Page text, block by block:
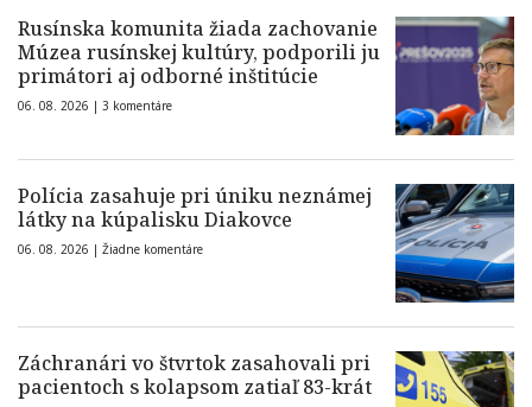
Rusínska komunita žiada zachovanie
Múzea rusínskej kultúry, podporili ju
primátori aj odborné inštitúcie
06. 08. 2026 | 3 komentáre
Polícia zasahuje pri úniku neznámej
látky na kúpalisku Diakovce
06. 08. 2026 | Žiadne komentáre
Záchranári vo štvrtok zasahovali pri
pacientoch s kolapsom zatiaľ 83-krát